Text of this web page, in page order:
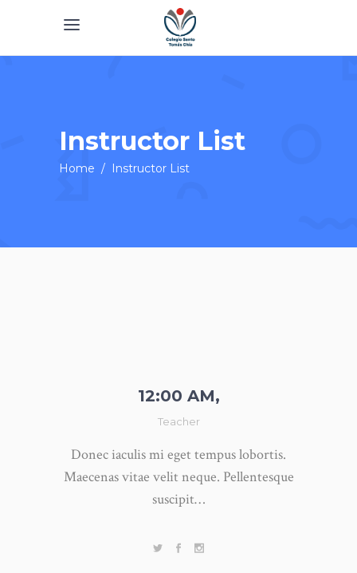
Instructor List
Home / Instructor List
12:00 AM,
Teacher
Donec iaculis mi eget tempus lobortis.
Maecenas vitae velit neque. Pellentesque
suscipit…